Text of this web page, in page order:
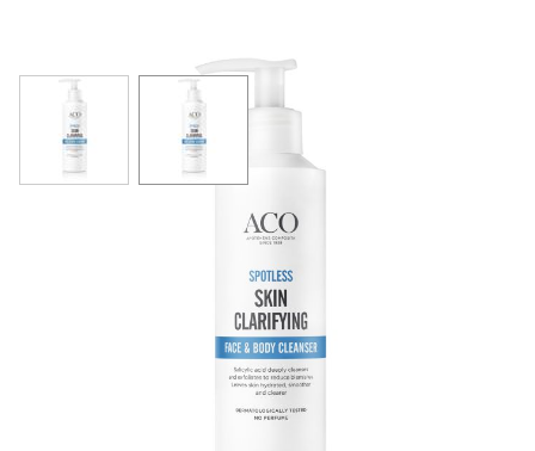
View larger imageView larger image
ACO Spotless Skin Clarifying Face & Body